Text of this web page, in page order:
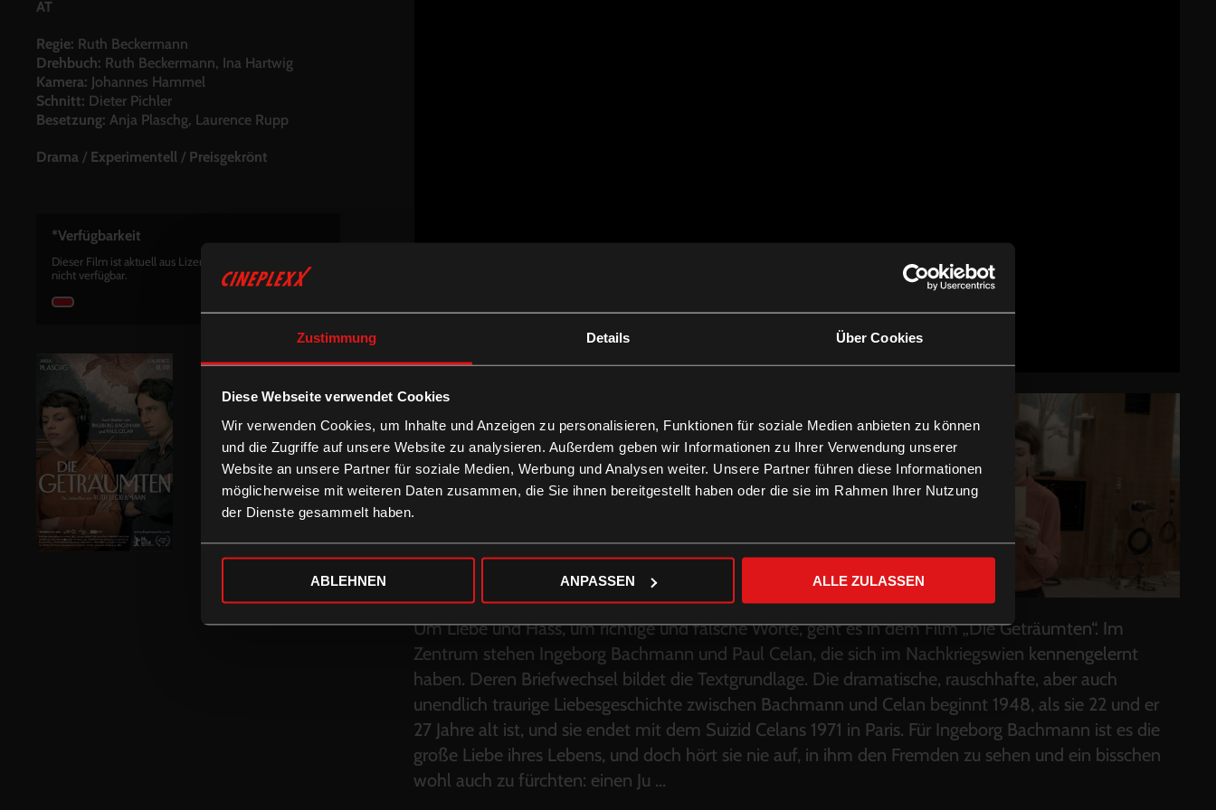
Zustimmung Details Über Cookies
Diese Webseite verwendet Cookies
Wir verwenden Cookies, um Inhalte und Anzeigen zu personalisieren, Funktionen für soziale Medien anbieten zu können
und die Zugriffe auf unsere Website zu analysieren. Außerdem geben wir Informationen zu Ihrer Verwendung unserer
Website an unsere Partner für soziale Medien, Werbung und Analysen weiter. Unsere Partner führen diese Informationen
möglicherweise mit weiteren Daten zusammen, die Sie ihnen bereitgestellt haben oder die sie im Rahmen Ihrer Nutzung
der Dienste gesammelt haben.
ABLEHNEN ANPASSEN ALLE ZULASSEN
AT
Regie: Ruth Beckermann
Drehbuch: Ruth Beckermann, Ina Hartwig
Kamera: Johannes Hammel
Schnitt: Dieter Pichler
Besetzung: Anja Plaschg, Laurence Rupp
Drama / Experimentell / Preisgekrönt
*Verfügbarkeit
Dieser Film ist aktuell aus Lizenzrechtlichen Gründen
nicht verfügbar.
Um Liebe und Hass, um richtige und falsche Worte, geht es in dem Film „Die Geträumten“. Im
Zentrum stehen Ingeborg Bachmann und Paul Celan, die sich im Nachkriegswien kennengelernt
haben. Deren Briefwechsel bildet die Textgrundlage. Die dramatische, rauschhafte, aber auch
unendlich traurige Liebesgeschichte zwischen Bachmann und Celan beginnt 1948, als sie 22 und er
27 Jahre alt ist, und sie endet mit dem Suizid Celans 1971 in Paris. Für Ingeborg Bachmann ist es die
große Liebe ihres Lebens, und doch hört sie nie auf, in ihm den Fremden zu sehen und ein bisschen
wohl auch zu fürchten: einen Ju ...